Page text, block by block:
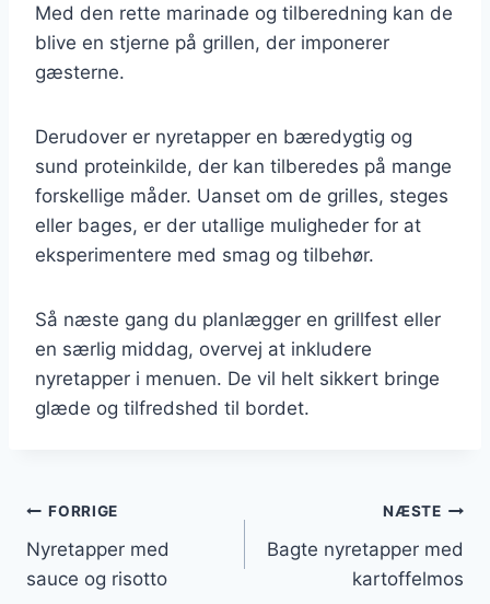
Med den rette marinade og tilberedning kan de
blive en stjerne på grillen, der imponerer
gæsterne.
Derudover er nyretapper en bæredygtig og
sund proteinkilde, der kan tilberedes på mange
forskellige måder. Uanset om de grilles, steges
eller bages, er der utallige muligheder for at
eksperimentere med smag og tilbehør.
Så næste gang du planlægger en grillfest eller
en særlig middag, overvej at inkludere
nyretapper i menuen. De vil helt sikkert bringe
glæde og tilfredshed til bordet.
Indlægsnavigation
FORRIGE
Nyretapper med
sauce og risotto
NÆSTE
Bagte nyretapper med
kartoffelmos